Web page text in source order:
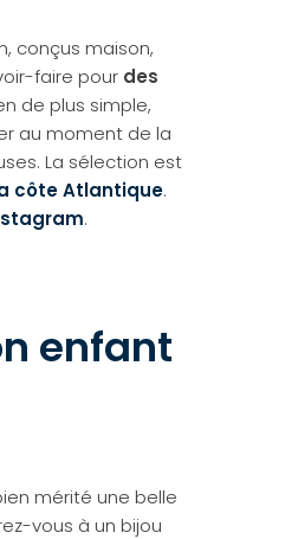
conçus maison,
faire pour des
de plus simple,
au moment de la
La sélection est
côte Atlantique.
.
enfant
mérité une belle
vous à un bijou